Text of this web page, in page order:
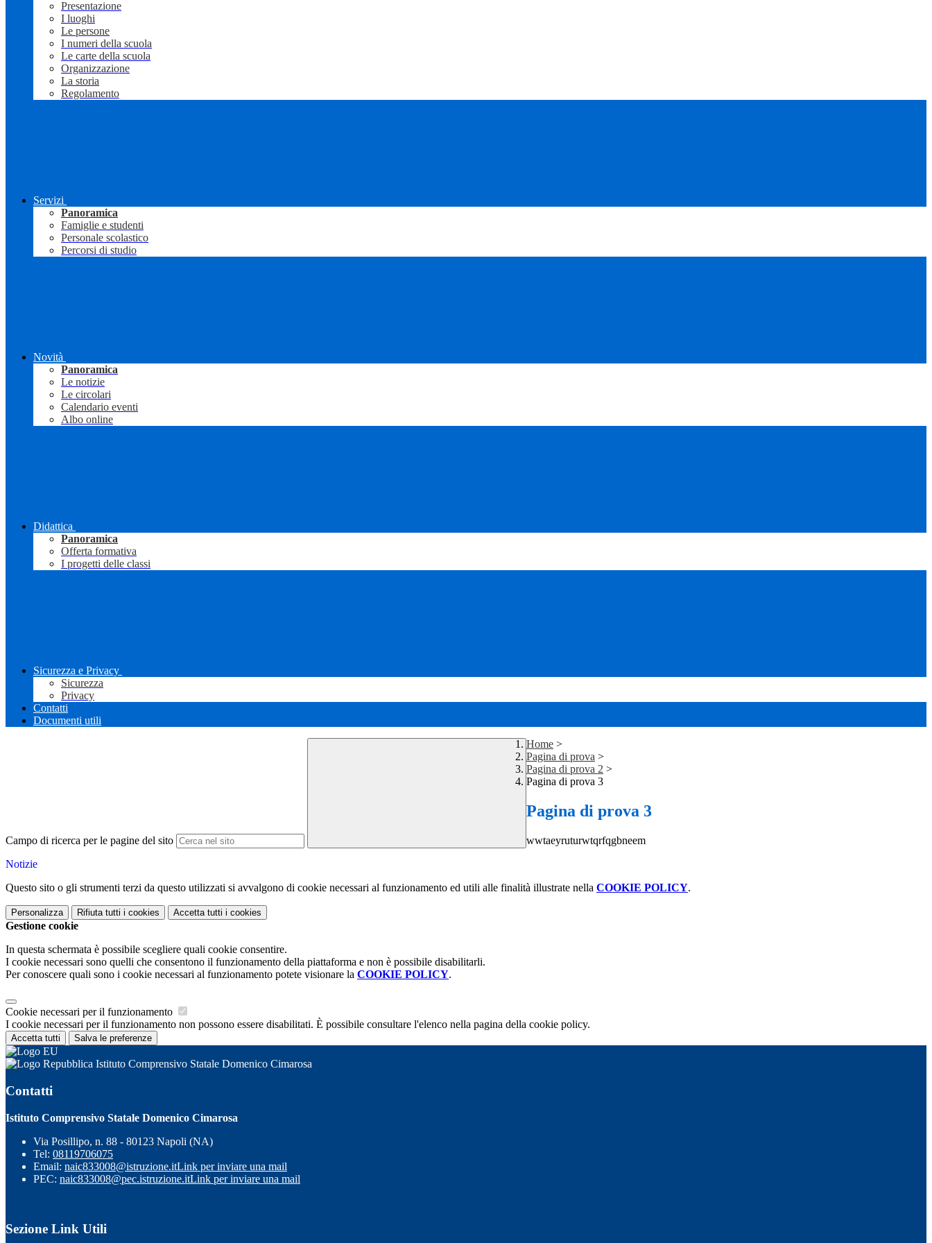
Presentazione
I luoghi
Le persone
I numeri della scuola
Le carte della scuola
Organizzazione
La storia
Regolamento
Servizi
Panoramica
Famiglie e studenti
Personale scolastico
Percorsi di studio
Novità
Panoramica
Le notizie
Le circolari
Calendario eventi
Albo online
Didattica
Panoramica
Offerta formativa
I progetti delle classi
Sicurezza e Privacy
Sicurezza
Privacy
Contatti
Documenti utili
Campo di ricerca per le pagine del sito
Home >
Pagina di prova >
Pagina di prova 2 >
Pagina di prova 3
Pagina di prova 3
wwtaeyruturwtqrfqgbneem
Notizie
Questo sito o gli strumenti terzi da questo utilizzati si avvalgono di cookie necessari al funzionamento ed utili alle finalità illustrate nella COOKIE POLICY.
Personalizza Rifiuta tutti i cookies Accetta tutti i cookies
Gestione cookie
In questa schermata è possibile scegliere quali cookie consentire.
I cookie necessari sono quelli che consentono il funzionamento della piattaforma e non è possibile disabilitarli.
Per conoscere quali sono i cookie necessari al funzionamento potete visionare la COOKIE POLICY.
Cookie necessari per il funzionamento
I cookie necessari per il funzionamento non possono essere disabilitati. È possibile consultare l'elenco nella pagina della cookie policy.
Accetta tutti Salva le preferenze
Istituto Comprensivo Statale Domenico Cimarosa
Contatti
Istituto Comprensivo Statale Domenico Cimarosa
Via Posillipo, n. 88 - 80123 Napoli (NA)
Tel: 08119706075
Email: naic833008@istruzione.itLink per inviare una mail
PEC: naic833008@pec.istruzione.itLink per inviare una mail
Sezione Link Utili